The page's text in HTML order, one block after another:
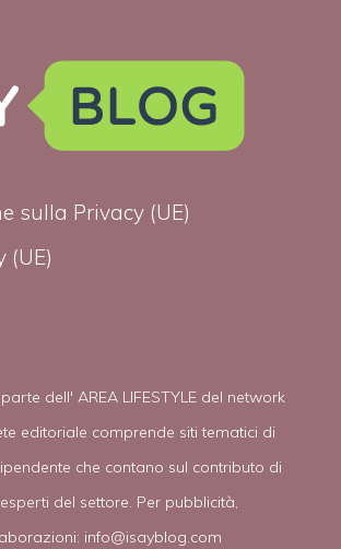
sulla Privacy (UE)
(UE)
dell' AREA LIFESTYLE del network
editoriale comprende siti tematici di
che contano sul contributo di
del settore. Per pubblicità,
info@isayblog.com